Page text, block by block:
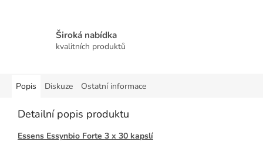
Široká nabídka
kvalitních produktů
Popis Diskuze Ostatní informace
Detailní popis produktu
Essens Essynbio Forte 3 x 30 kapslí